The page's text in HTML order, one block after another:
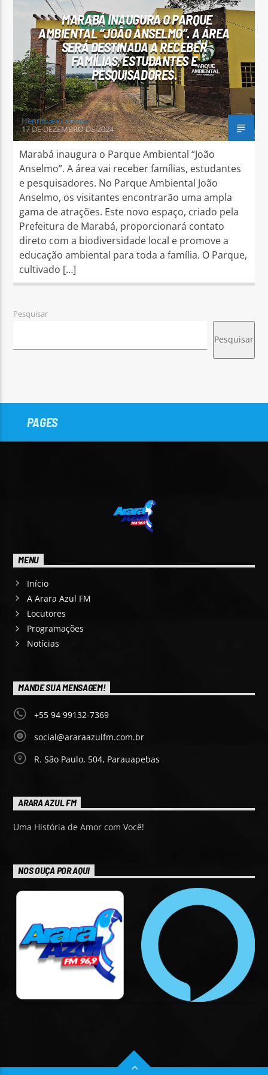
Arara Azul FM
MARABÁ INAUGURA O PARQUE
AMBIENTAL “JOÃO ANSELMO”. A ÁREA
SERÁ DESTINADA A RECEBER
FAMÍLIAS, ESTUDANTES E
PESQUISADORES.
Henrique Gonzaga
17 DE DEZEMBRO DE 2024
Marabá inaugura o Parque Ambiental “João
Anselmo”. A área vai receber famílias, estudantes
e pesquisadores. No Parque Ambiental João
Anselmo, os visitantes encontrarão uma ampla
gama de atrações. Este novo espaço, criado pela
Prefeitura de Marabá, proporcionará contato
direto com a biodiversidade local e promove a
educação ambiental para toda a família. O Parque,
cultivado […]
Pesquisar
Pesquisar
PAGES
MENU
Início
A Arara Azul FM
Locutores
Programações
Notícias
MANDE SUA MENSAGEM!
+55 94 99132-7369
social@araraazulfm.com.br
R. São Paulo, 504, Parauapebas
ARARA AZUL FM
Uma História de Amor com Você!
NOS OUÇA POR AQUI